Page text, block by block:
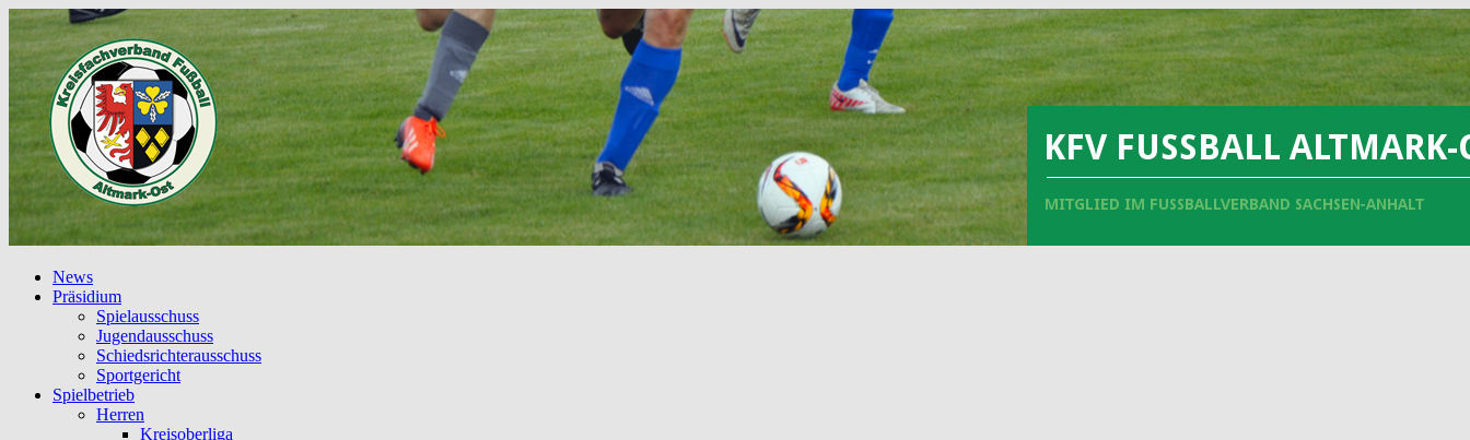
News
Präsidium
Spielausschuss
Jugendausschuss
Schiedsrichterausschuss
Sportgericht
Spielbetrieb
Herren
Kreisoberliga